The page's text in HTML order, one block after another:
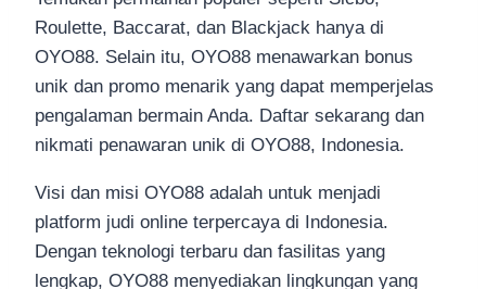
Roulette, Baccarat, dan Blackjack hanya di
OYO88. Selain itu, OYO88 menawarkan bonus
unik dan promo menarik yang dapat memperjelas
pengalaman bermain Anda. Daftar sekarang dan
nikmati penawaran unik di OYO88, Indonesia.
Visi dan misi OYO88 adalah untuk menjadi
platform judi online terpercaya di Indonesia.
Dengan teknologi terbaru dan fasilitas yang
lengkap, OYO88 menyediakan lingkungan yang